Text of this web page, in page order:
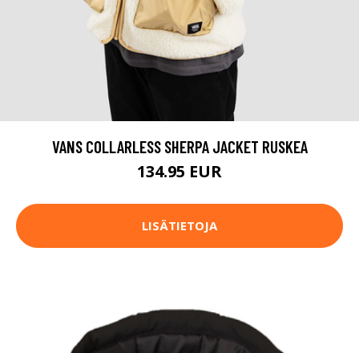
VANS COLLARLESS SHERPA JACKET RUSKEA
134.95 EUR
LISÄTIETOJA